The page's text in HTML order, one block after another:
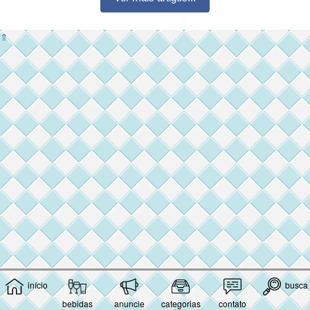
início
bebidas
anuncie categorias contato
busca
⇑